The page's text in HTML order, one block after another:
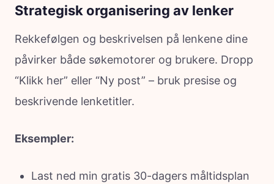
Strategisk organisering av lenker
Rekkefølgen og beskrivelsen på lenkene dine
påvirker både søkemotorer og brukere. Dropp
“Klikk her” eller “Ny post” – bruk presise og
beskrivende lenketitler.
Eksempler:
Last ned min gratis 30-dagers måltidsplan